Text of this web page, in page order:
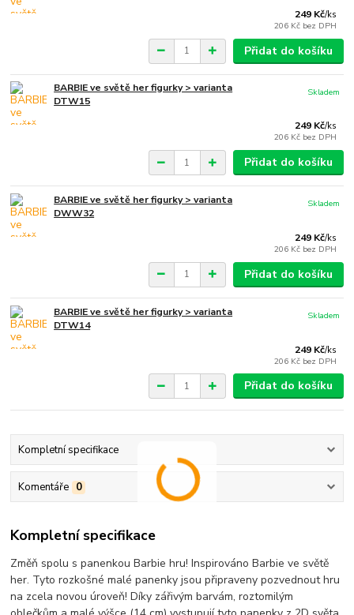
249 Kč/ks
206 Kč bez DPH
Přidat do košíku
BARBIE ve světě her figurky > varianta
DTW15
249 Kč/ks
206 Kč bez DPH
Skladem
Přidat do košíku
BARBIE ve světě her figurky > varianta
DWW32
249 Kč/ks
206 Kč bez DPH
Skladem
Přidat do košíku
BARBIE ve světě her figurky > varianta
DTW14
249 Kč/ks
206 Kč bez DPH
Skladem
Přidat do košíku
Kompletní specifikace
Komentáře 0
Kompletní specifikace
Změň spolu s panenkou Barbie hru! Inspirováno Barbie ve světě
her. Tyto rozkošné malé panenky jsou připraveny pozvednout hru
na zcela novou úroveň! Díky zářivým barvám, roztomilým